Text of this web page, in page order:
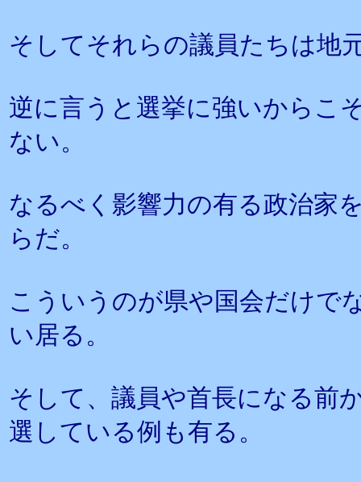
そしてそれらの議員たちは地
逆に言うと選挙に強いからこ
ない。
なるべく影響力の有る政治家
らだ。
こういうのが県や国会だけで
い居る。
そして、議員や首長になる前
選している例も有る。